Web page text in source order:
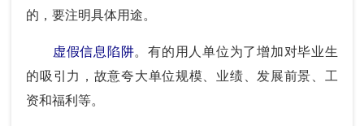
的，要注明具体用途。
虚假信息陷阱。有的用人单位为了增加对毕业生
的吸引力，故意夸大单位规模、业绩、发展前景、工
资和福利等。